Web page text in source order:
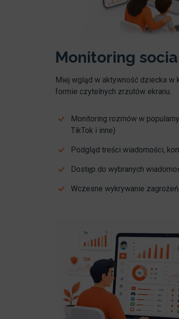
Monitoring
Miej wgląd w aktywność dziecka w
formie czytelnych zrzutów ekranu.
Monitoring rozmów w
TikTok i inne)
Podgląd treści wiadomości,
Dostęp do wybranych
Wczesne wykrywanie